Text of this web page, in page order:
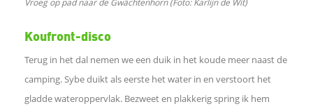
Vroeg op pad naar de Gwächtenhorn (Foto: Karlijn de Wit)
Koufront-disco
Terug in het dal nemen we een duik in het koude meer naast de
camping. Sybe duikt als eerste het water in en verstoort het
gladde wateroppervlak. Bezweet en plakkerig spring ik hem